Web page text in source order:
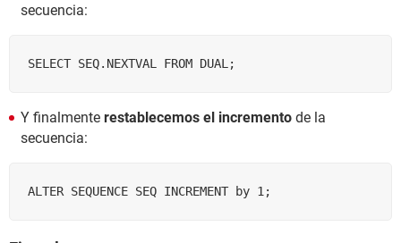
secuencia:
SELECT SEQ.NEXTVAL FROM DUAL;
Y finalmente restablecemos el incremento de la
secuencia:
ALTER SEQUENCE SEQ INCREMENT by 1;